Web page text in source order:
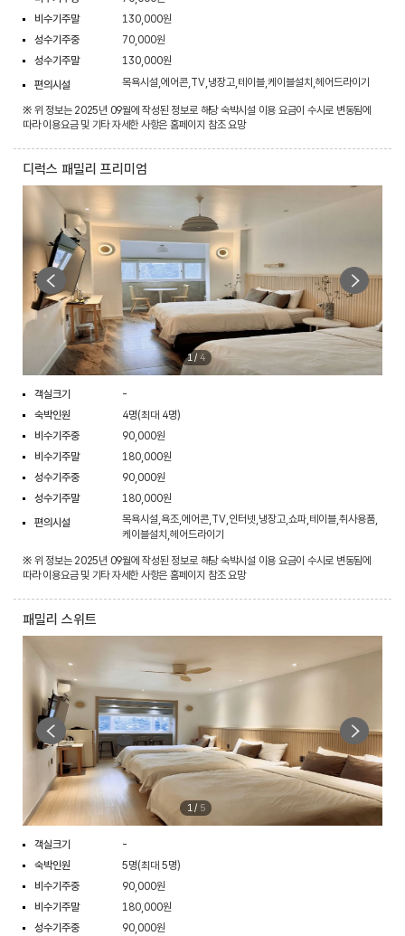
비수기주말
130,000원
성수기주중
70,000원
성수기주말
130,000원
편의시설
목욕시설,에어콘,TV,냉장고,테이블,케이블설치,헤어드라이기
※ 위 정보는 2025년 09월에 작성된 정보로 해당 숙박시설 이용 요금이 수시로 변동됨에
따라 이용요금 및 기타 자세한 사항은 홈페이지 참조 요망
디럭스 패밀리 프리미엄
1 / 4
객실크기
-
숙박인원
4명(최대 4명)
비수기주중
90,000원
비수기주말
180,000원
성수기주중
90,000원
성수기주말
180,000원
편의시설
목욕시설,욕조,에어콘,TV,인터넷,냉장고,쇼파,테이블,취사용품,
케이블설치,헤어드라이기
※ 위 정보는 2025년 09월에 작성된 정보로 해당 숙박시설 이용 요금이 수시로 변동됨에
따라 이용요금 및 기타 자세한 사항은 홈페이지 참조 요망
패밀리 스위트
1 / 5
객실크기
-
숙박인원
5명(최대 5명)
비수기주중
90,000원
비수기주말
180,000원
성수기주중
90,000원